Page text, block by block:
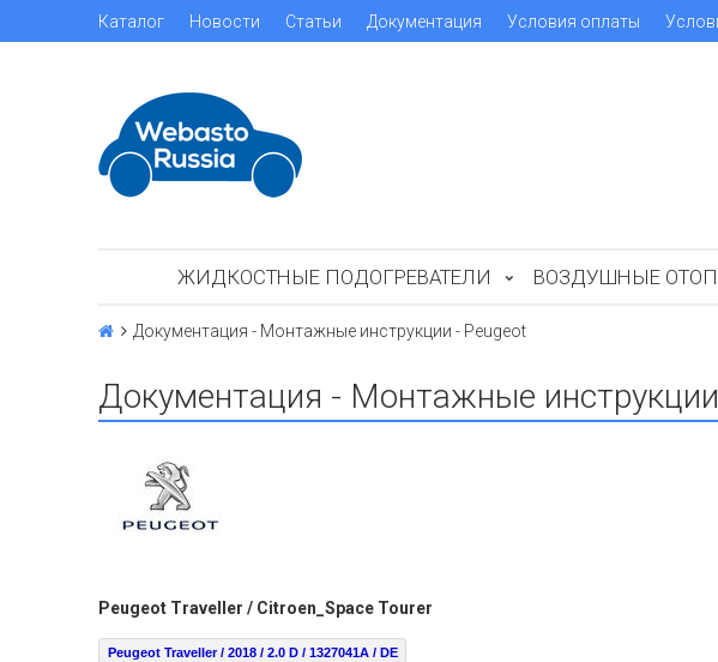
Каталог Новости Статьи Документация Условия оплаты
ЖИДКОСТНЫЕ ПОДОГРЕВАТЕЛИ ВОЗДУШНЫЕ
Документация - Монтажные инструкции - Peugeot
Документация - Монтажные
Peugeot Traveller / Citroen_Space Tourer
Peugeot Traveller / 2018 / 2.0 D / 1327041A / DE